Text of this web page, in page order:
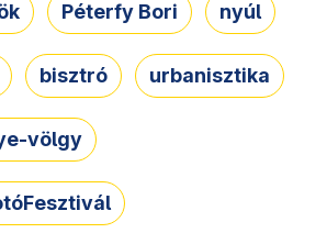
Péterfy Bori nyúl
bisztró urbanisztika
völgy